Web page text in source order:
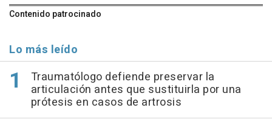
Contenido patrocinado
Lo más leído
Traumatólogo defiende preservar la
articulación antes que sustituirla por una
prótesis en casos de artrosis